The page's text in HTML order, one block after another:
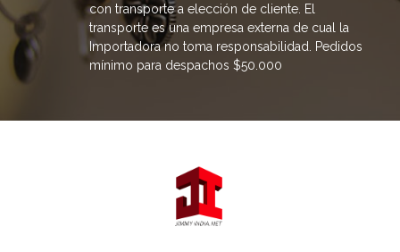
con transporte a elección de cliente. El
transporte es una empresa externa de cual la
Importadora no toma responsabilidad. Pedidos
mínimo para despachos $50.000